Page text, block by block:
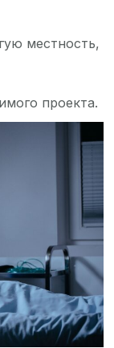
местность,
проекта.